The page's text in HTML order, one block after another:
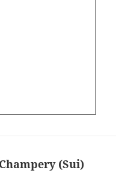
(Sui)